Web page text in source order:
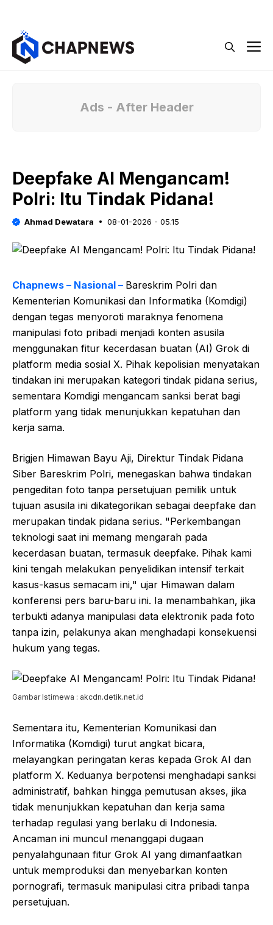
Ads - After Header
Deepfake AI Mengancam!
Polri: Itu Tindak Pidana!
Ahmad Dewatara 08-01-2026 - 05.15
Chapnews – Nasional – Bareskrim Polri dan
Kementerian Komunikasi dan Informatika (Komdigi)
dengan tegas menyoroti maraknya fenomena
manipulasi foto pribadi menjadi konten asusila
menggunakan fitur kecerdasan buatan (AI) Grok di
platform media sosial X. Pihak kepolisian menyatakan
tindakan ini merupakan kategori tindak pidana serius,
sementara Komdigi mengancam sanksi berat bagi
platform yang tidak menunjukkan kepatuhan dan
kerja sama.
Brigjen Himawan Bayu Aji, Direktur Tindak Pidana
Siber Bareskrim Polri, menegaskan bahwa tindakan
pengeditan foto tanpa persetujuan pemilik untuk
tujuan asusila ini dikategorikan sebagai deepfake dan
merupakan tindak pidana serius. "Perkembangan
teknologi saat ini memang mengarah pada
kecerdasan buatan, termasuk deepfake. Pihak kami
kini tengah melakukan penyelidikan intensif terkait
kasus-kasus semacam ini," ujar Himawan dalam
konferensi pers baru-baru ini. Ia menambahkan, jika
terbukti adanya manipulasi data elektronik pada foto
tanpa izin, pelakunya akan menghadapi konsekuensi
hukum yang tegas.
Gambar Istimewa : akcdn.detik.net.id
Sementara itu, Kementerian Komunikasi dan
Informatika (Komdigi) turut angkat bicara,
melayangkan peringatan keras kepada Grok AI dan
platform X. Keduanya berpotensi menghadapi sanksi
administratif, bahkan hingga pemutusan akses, jika
tidak menunjukkan kepatuhan dan kerja sama
terhadap regulasi yang berlaku di Indonesia.
Ancaman ini muncul menanggapi dugaan
penyalahgunaan fitur Grok AI yang dimanfaatkan
untuk memproduksi dan menyebarkan konten
pornografi, termasuk manipulasi citra pribadi tanpa
persetujuan.